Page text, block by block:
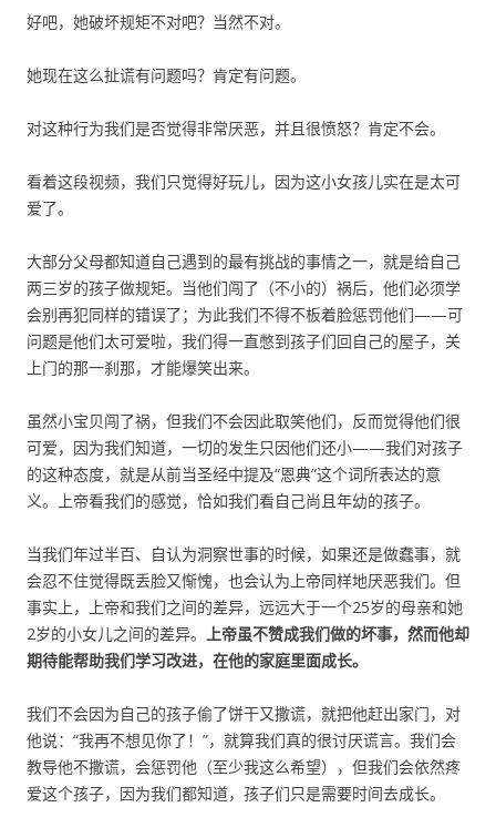
好吧，她破坏规矩不对吧？当然不对。
她现在这么扯谎有问题吗？肯定有问题。
对这种行为我们是否觉得非常厌恶，并且很愤怒？肯定不会。
看着这段视频，我们只觉得好玩儿，因为这小女孩儿实在是太可
爱了。
大部分父母都知道自己遇到的最有挑战的事情之一，就是给自己
两三岁的孩子做规矩。当他们闯了（不小的）祸后，他们必须学
会别再犯同样的错误了；为此我们不得不板着脸惩罚他们——可
问题是他们太可爱啦，我们得一直憋到孩子们回自己的屋子，关
上门的那一刹那，才能爆笑出来。
虽然小宝贝闯了祸，但我们不会因此取笑他们，反而觉得他们很
可爱，因为我们知道，一切的发生只因他们还小——我们对孩子
的这种态度，就是从前当圣经中提及“恩典”这个词所表达的意
义。上帝看我们的感觉，恰如我们看自己尚且年幼的孩子。
当我们年过半百、自认为洞察世事的时候，如果还是做蠢事，就
会忍不住觉得既丢脸又惭愧，也会认为上帝同样地厌恶我们。但
事实上，上帝和我们之间的差异，远远大于一个25岁的母亲和她
2岁的小女儿之间的差异。 上帝虽不赞成我们做的坏事，然而他却
期待能帮助我们学习改进，在他的家庭里面成长。
我们不会因为自己的孩子偷了饼干又撒谎，就把他赶出家门，对
他说：“我再不想见你了！”，就算我们真的很讨厌谎言。我们会
教导他不撒谎，会惩罚他（至少我这么希望），但我们会依然疼
爱这个孩子，因为我们都知道，孩子们只是需要时间去成长。